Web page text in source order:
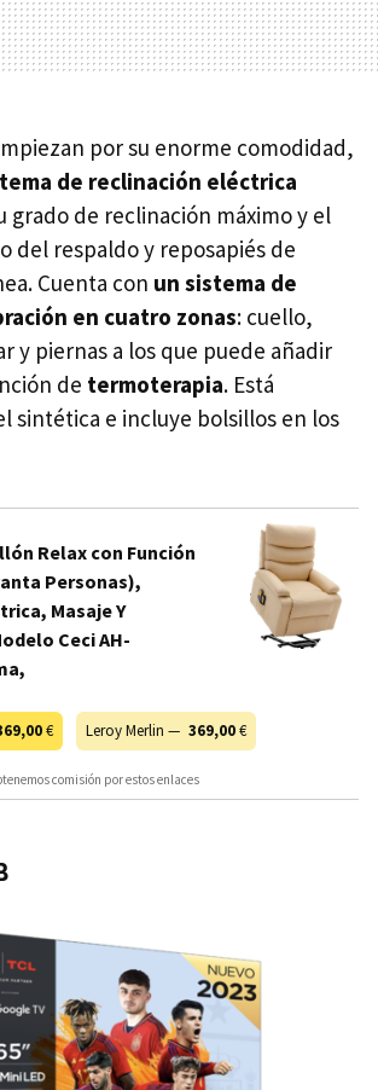
por su enorme comodidad,
de reclinación eléctrica
grado de reclinación máximo y el
del respaldo y reposapiés de
Cuenta con un sistema de
en cuatro zonas: cuello,
y piernas a los que puede añadir
de termoterapia. Está
sintética e incluye bolsillos en los
Relax con Función
Personas),
Masaje Y
Ceci AH-
€ Leroy Merlin — 369,00€
comisión por estos enlaces